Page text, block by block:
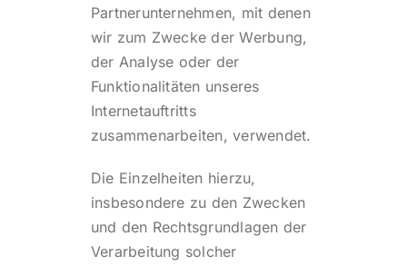
Partnerunternehmen, mit denen
wir zum Zwecke der Werbung,
der Analyse oder der
Funktionalitäten unseres
Internetauftritts
zusammenarbeiten, verwendet.
Die Einzelheiten hierzu,
insbesondere zu den Zwecken
und den Rechtsgrundlagen der
Verarbeitung solcher